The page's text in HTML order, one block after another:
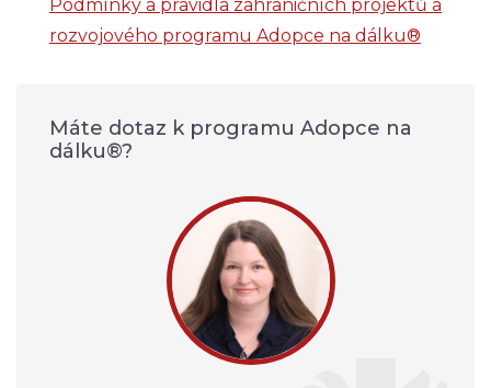
Podmínky a pravidla zahraničních projektů a
rozvojového programu Adopce na dálku®
Máte dotaz k programu Adopce na
dálku®?